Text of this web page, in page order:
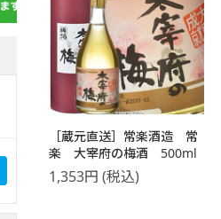
［蔵元直送］常楽酒造 常
楽 大宰府の梅酒 500ml
1,353円 (税込)